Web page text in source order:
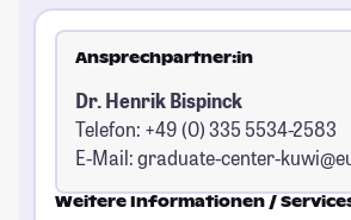
Ansprechpartner:in
Dr. Henrik Bispinck
Telefon: +49 (0) 335 5534-2583
E-Mail:graduate-center-
Weitere Informationen /